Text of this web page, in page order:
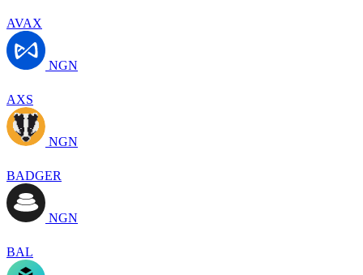
AVAX
NGN
AXS
NGN
BADGER
NGN
BAL